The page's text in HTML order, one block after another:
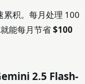
累积。每月处理 100
就能每月节省$100
2.5 Flash-